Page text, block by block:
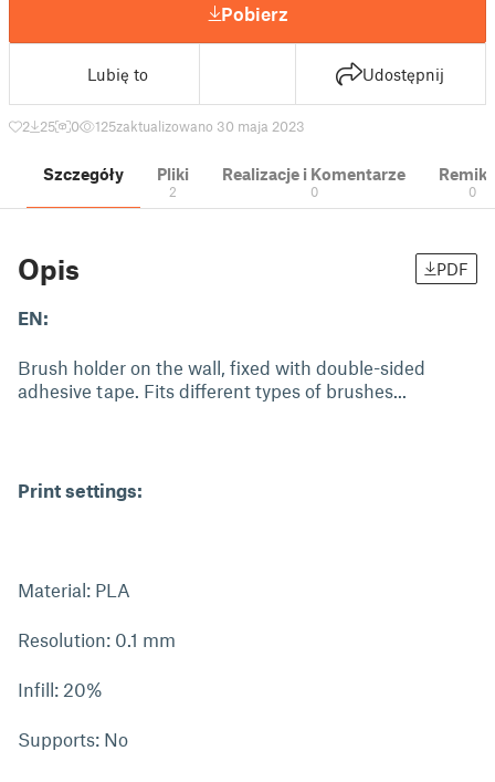
Pobierz
Lubię to Udostępnij
2 25 0 125zaktualizowano 30 maja 2023
Szczegóły Pliki
2
Realizacje i Komentarze
0 0
Opis PDF
EN:
Brush holder on the wall, fixed with double-sided
adhesive tape. Fits different types of brushes...
Print settings:
Material: PLA
Resolution: 0.1 mm
Infill: 20%
Supports: No